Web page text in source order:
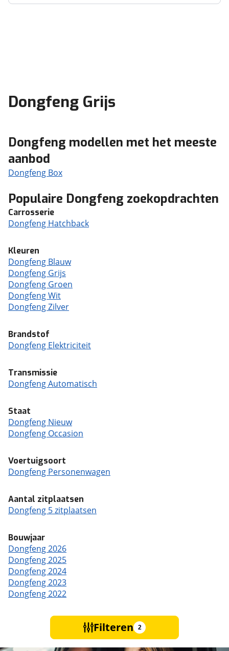
Dongfeng Grijs
Dongfeng modellen met het meeste
aanbod
Dongfeng Box
Populaire Dongfeng zoekopdrachten
Carrosserie
Dongfeng Hatchback
Kleuren
Dongfeng Blauw
Dongfeng Grijs
Dongfeng Groen
Dongfeng Wit
Dongfeng Zilver
Brandstof
Dongfeng Elektriciteit
Transmissie
Dongfeng Automatisch
Staat
Dongfeng Nieuw
Dongfeng Occasion
Voertuigsoort
Dongfeng Personenwagen
Aantal zitplaatsen
Dongfeng 5 zitplaatsen
Bouwjaar
Dongfeng 2026
Dongfeng 2025
Dongfeng 2024
Dongfeng 2023
Dongfeng 2022
Filteren 2